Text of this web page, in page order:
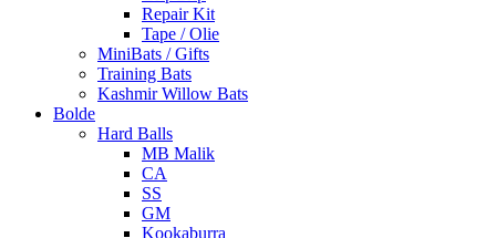
Repair Kit
Tape / Olie
MiniBats / Gifts
Training Bats
Kashmir Willow Bats
Bolde
Hard Balls
MB Malik
CA
SS
GM
Kookaburra